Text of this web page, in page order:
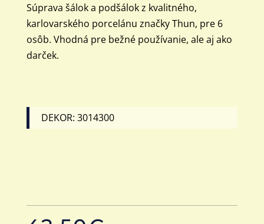
Súprava šálok a podšálok z kvalitného,
karlovarského porcelánu značky Thun, pre 6
osôb. Vhodná pre bežné používanie, ale aj ako
darček.
DEKOR: 3014300